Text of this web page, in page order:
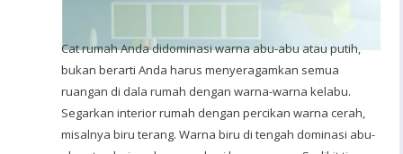
Cat rumah Anda didominasi warna abu-abu atau putih,
bukan berarti Anda harus menyeragamkan semua
ruangan di dala rumah dengan warna-warna kelabu.
Segarkan interior rumah dengan percikan warna cerah,
misalnya biru terang. Warna biru di tengah dominasi abu-